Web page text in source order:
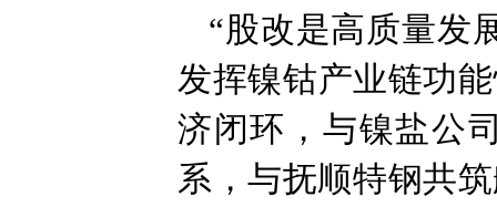
“股改是高质量发
发挥镍钴产业链功
济闭环，与镍盐公
系，与抚顺特钢共